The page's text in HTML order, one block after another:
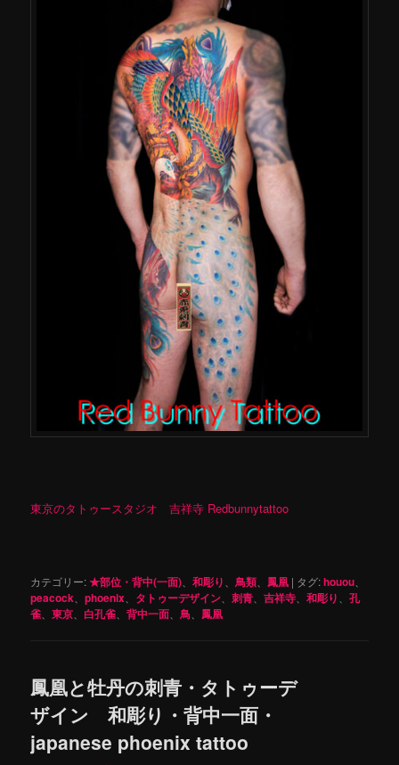
東京のタトゥースタジオ 吉祥寺 Redbunnytattoo
カテゴリー:★部位・背中(一面) 、和彫り 、鳥類 鳳凰 | タグ:houou
peacock 、phoenix タトゥーデザイン 、刺青 、吉祥寺 、和彫り 、孔
雀 、東京 白孔雀 、背中一面 、鳥 鳳凰
鳳凰と牡丹の刺青・タトゥーデ
ザイン 和彫り・背中一面・
japanese phoenix tattoo